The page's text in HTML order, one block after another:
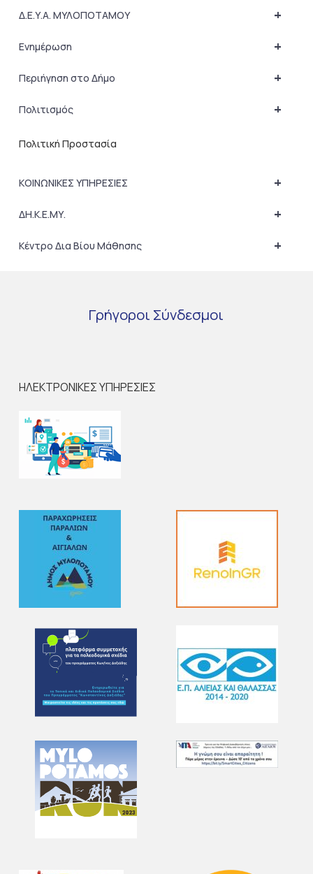
+
Δ.Ε.Υ.Α. ΜΥΛΟΠΟΤΑΜΟΥ
+
Ενημέρωση
+
Περιήγηση στο Δήμο
+
Πολιτισμός
Πολιτική Προστασία
+
ΚΟΙΝΩΝΙΚΕΣ ΥΠΗΡΕΣΙΕΣ
+
ΔΗ.Κ.Ε.ΜΥ.
+
Κέντρο Δια Βίου Μάθησης
Γρήγοροι Σύνδεσμοι
ΗΛΕΚΤΡΟΝΙΚΕΣ ΥΠΗΡΕΣΙΕΣ